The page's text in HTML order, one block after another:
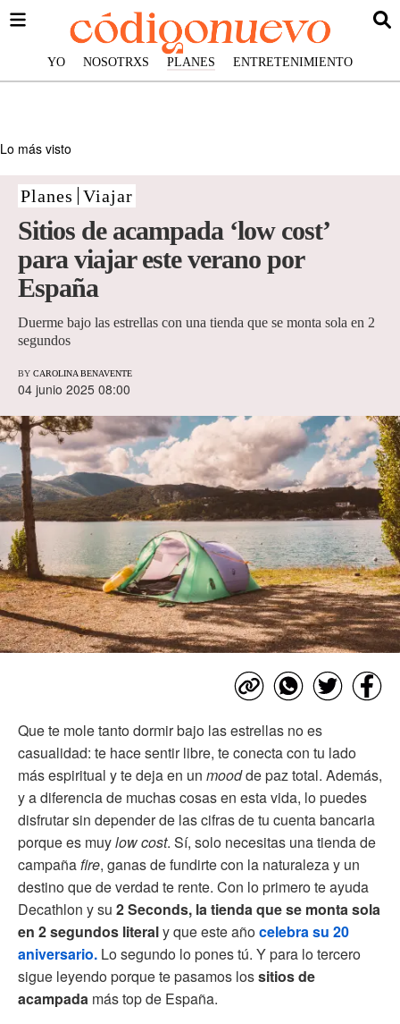
YO NOSOTRXS PLANES ENTRETENIMIENTO
Lo más visto
Planes Viajar
Sitios de acampada ‘low cost’
para viajar este verano por
España
Duerme bajo las estrellas con una tienda que se monta sola en 2
segundos
BY CAROLINA BENAVENTE
04 junio 2025 08:00
Que te mole tanto dormir bajo las estrellas no es
casualidad: te hace sentir libre, te conecta con tu lado
más espiritual y te deja en un moodde paz total. Además,
y a diferencia de muchas cosas en esta vida, lo puedes
disfrutar sin depender de las cifras de tu cuenta bancaria
porque es muylow cost. Sí, solo necesitas una tienda de
campañafire, ganas de fundirte con la naturaleza y un
destino que de verdad te rente. Con lo primero te ayuda
Decathlon y su 2 Seconds, la tienda que se monta sola
en 2 segundos literaly que este añocelebra su 20
aniversario. Lo segundo lo pones tú. Y para lo tercero
sigue leyendo porque te pasamos lossitios de
acampada más top de España.